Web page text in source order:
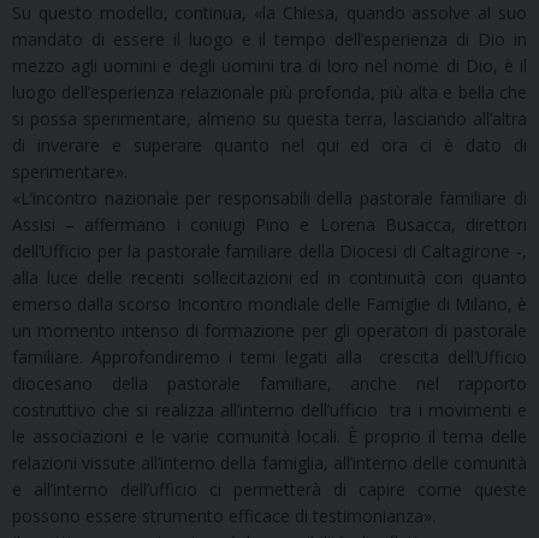
Su questo modello, continua, «la Chiesa, quando assolve al suo
mandato di essere il luogo e il tempo dell’esperienza di Dio in
mezzo agli uomini e degli uomini tra di loro nel nome di Dio, è il
luogo dell’esperienza relazionale più profonda, più alta e bella che
si possa sperimentare, almeno su questa terra, lasciando all’altra
di inverare e superare quanto nel qui ed ora ci è dato di
sperimentare».
«L’incontro nazionale per responsabili della pastorale familiare di
Assisi – affermano i coniugi Pino e Lorena Busacca, direttori
dell’Ufficio per la pastorale familiare della Diocesi di Caltagirone -,
alla luce delle recenti sollecitazioni ed in continuità con quanto
emerso dalla scorso Incontro mondiale delle Famiglie di Milano, è
un momento intenso di formazione per gli operatori di pastorale
familiare. Approfondiremo i temi legati alla crescita dell’Ufficio
diocesano della pastorale familiare, anche nel rapporto
costruttivo che si realizza all’interno dell’ufficio tra i movimenti e
le associazioni e le varie comunità locali. È proprio il tema delle
relazioni vissute all’interno della famiglia, all’interno delle comunità
e all’interno dell’ufficio ci permetterà di capire come queste
possono essere strumento efficace di testimonianza».